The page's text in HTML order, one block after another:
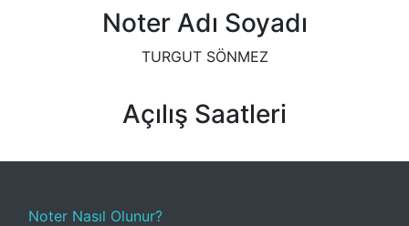
Noter Adı Soyadı
TURGUT SÖNMEZ
Açılış Saatleri
Noter Nasıl Olunur?